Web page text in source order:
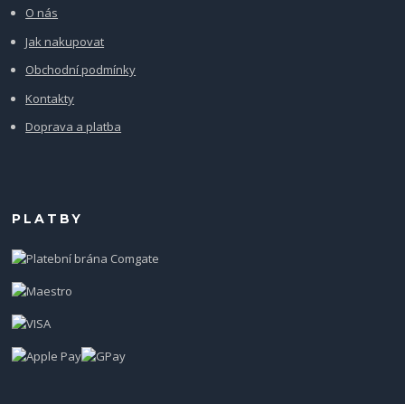
O nás
Jak nakupovat
Obchodní podmínky
Kontakty
Doprava a platba
PLATBY